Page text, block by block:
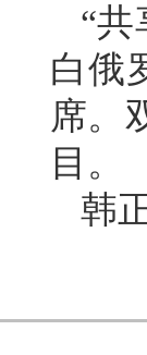
“
白俄
席。
目。
韩